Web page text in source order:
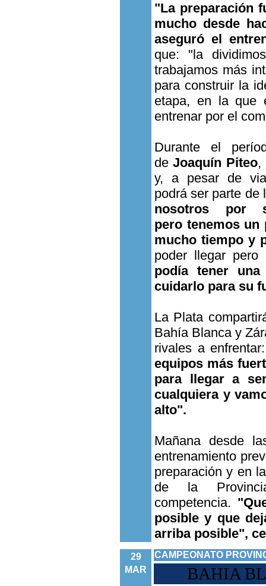
"La preparación
mucho desde
aseguró el
que: "la
trabajamos más
para construir la
etapa, en la que
entrenar por el
Durante el
deJoaquín Piteo,
y, a pesar de
podrá ser parte
nosotros por
pero tenemos un
mucho tiempo y
poder llegar pero
podía tener
cuidarlo para su
La Plata
Bahía Blanca y
rivales a
equipos más
para llegar a
cualquiera y
alto".
Mañana desde
entrenamiento
preparación y en
de la
competencia.
posible y que
arriba posible",
29
MAR
CAMPEONATO
BAHIA